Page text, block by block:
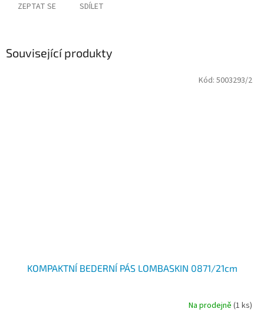
ZEPTAT SE SDÍLET
Související produkty
KOMPAKTNÍ BEDERNÍ PÁS LOMBASKIN 0871/21cm
Na prodejně (1 ks)
Kód: 5003293/2